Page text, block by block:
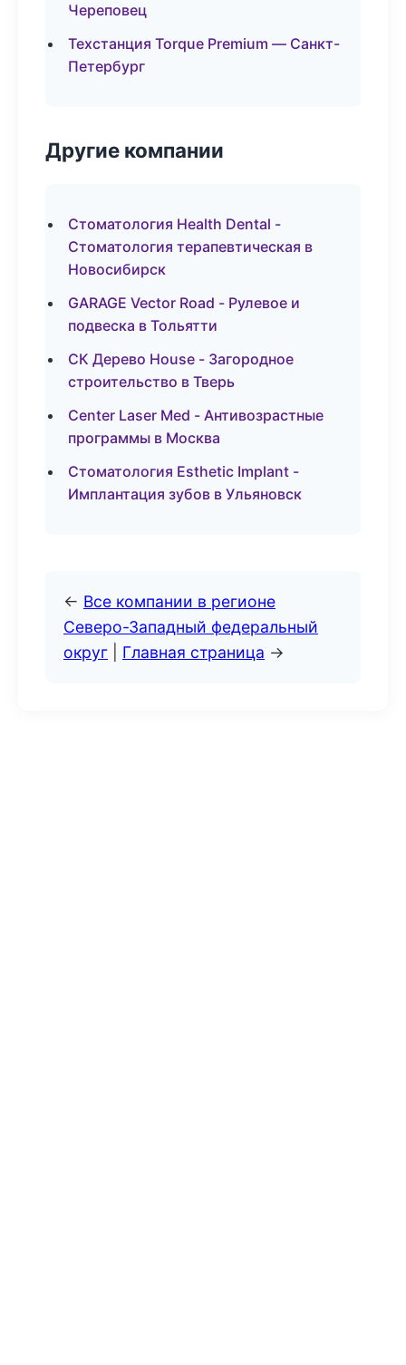
Череповец
Техстанция Torque Premium — Санкт-
Петербург
Другие компании
Стоматология Health Dental -
Стоматология терапевтическая в
Новосибирск
GARAGE Vector Road - Рулевое и
подвеска в Тольятти
СК Дерево House - Загородное
строительство в Тверь
Center Laser Med - Антивозрастные
программы в Москва
Стоматология Esthetic Implant -
Имплантация зубов в Ульяновск
← Все компании в регионе
Северо-Западный федеральный
округ
Главная страница →